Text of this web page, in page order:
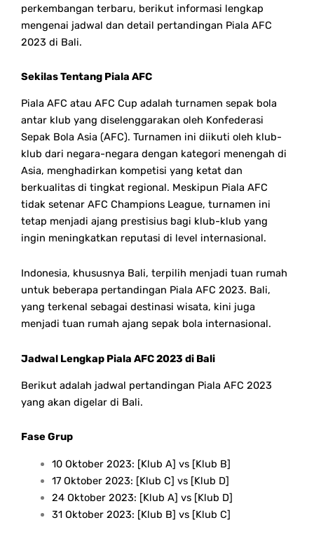
perkembangan terbaru, berikut informasi lengkap
mengenai jadwal dan detail pertandingan Piala AFC
2023 di Bali.
Sekilas Tentang Piala AFC
Piala AFC atau AFC Cup adalah turnamen sepak bola
antar klub yang diselenggarakan oleh Konfederasi
Sepak Bola Asia (AFC). Turnamen ini diikuti oleh klub-
klub dari negara-negara dengan kategori menengah di
Asia, menghadirkan kompetisi yang ketat dan
berkualitas di tingkat regional. Meskipun Piala AFC
tidak setenar AFC Champions League, turnamen ini
tetap menjadi ajang prestisius bagi klub-klub yang
ingin meningkatkan reputasi di level internasional.
Indonesia, khususnya Bali, terpilih menjadi tuan rumah
untuk beberapa pertandingan Piala AFC 2023. Bali,
yang terkenal sebagai destinasi wisata, kini juga
menjadi tuan rumah ajang sepak bola internasional.
Jadwal Lengkap Piala AFC 2023 di Bali
Berikut adalah jadwal pertandingan Piala AFC 2023
yang akan digelar di Bali.
Fase Grup
10 Oktober 2023: [Klub A] vs [Klub B]
17 Oktober 2023: [Klub C] vs [Klub D]
24 Oktober 2023: [Klub A] vs [Klub D]
31 Oktober 2023: [Klub B] vs [Klub C]